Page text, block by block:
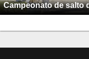
Campeonato de salto